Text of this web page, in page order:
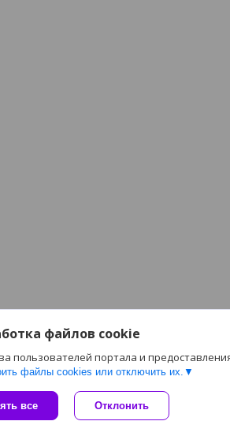
на платформе Deal.by
обработки файлов cookies
файлов cookie
пользователей портала и
файлы cookies или отключить их.
все Отклонить